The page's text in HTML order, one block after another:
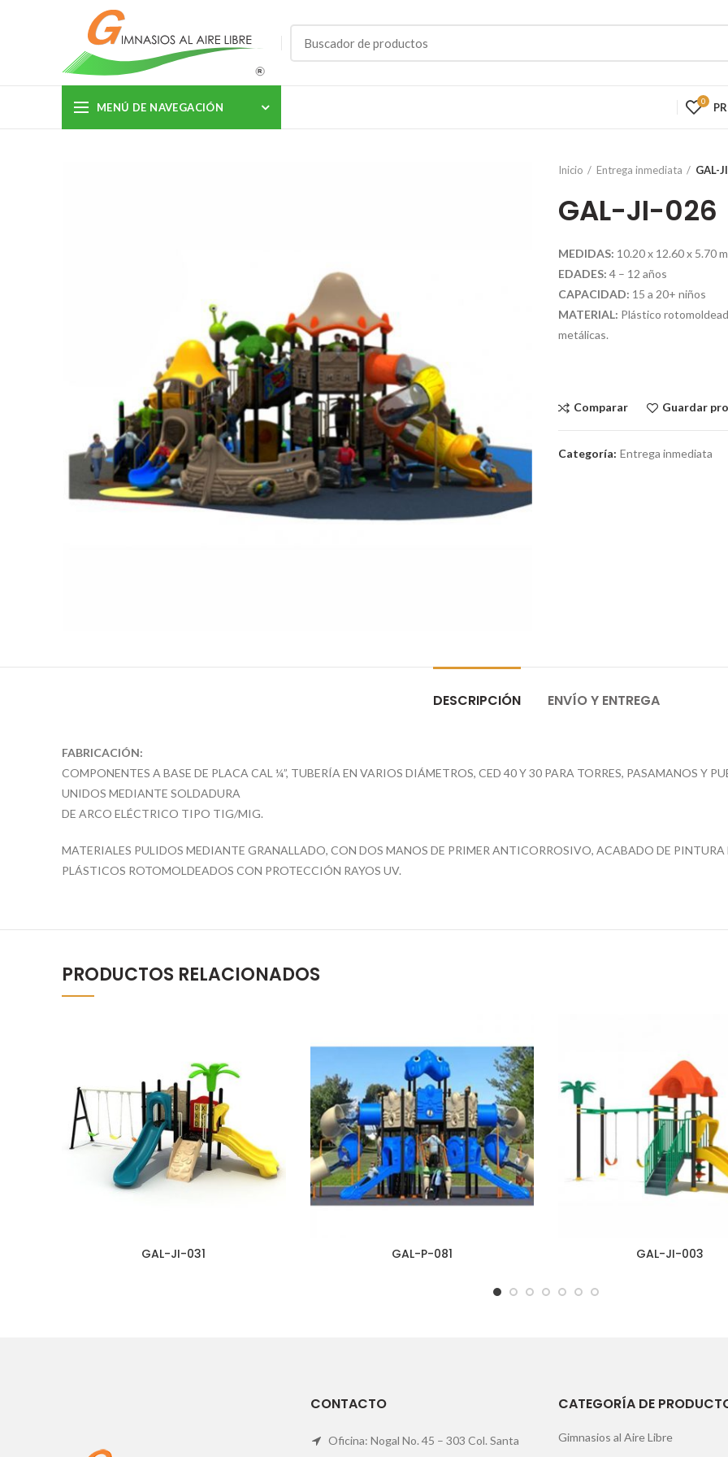
MENÚ DE NAVEGACIÓN 0
Inicio Entrega inmediata GAL-
GAL-JI-026
MEDIDAS: 10.20 x 12.60 x 5.70
EDADES: 4 – 12 años
CAPACIDAD: 15 a 20+ niños
MATERIAL: Plástico
metálicas.
Comparar Guardar
Categoría: Entrega inmediata
DESCRIPCIÓN ENVÍO Y ENTREGA
FABRICACIÓN:
COMPONENTES A BASE DE PLACA CAL ¼”, TUBERÍA EN VARIOS DIÁMETROS, CED 40 Y 30 PARA TORRES, PASAMANOS Y
UNIDOS MEDIANTE SOLDADURA
DE ARCO ELÉCTRICO TIPO TIG/MIG.
MATERIALES PULIDOS MEDIANTE GRANALLADO, CON DOS MANOS DE PRIMER ANTICORROSIVO, ACABADO DE
PLÁSTICOS ROTOMOLDEADOS CON PROTECCIÓN RAYOS UV.
PRODUCTOS RELACIONADOS
GAL-JI-031 GAL-P-081 GAL-JI-003
CONTACTO
Oficina: Nogal No. 45 – 303 Col. Santa
CATEGORÍA DE
Gimnasios al Aire Libre